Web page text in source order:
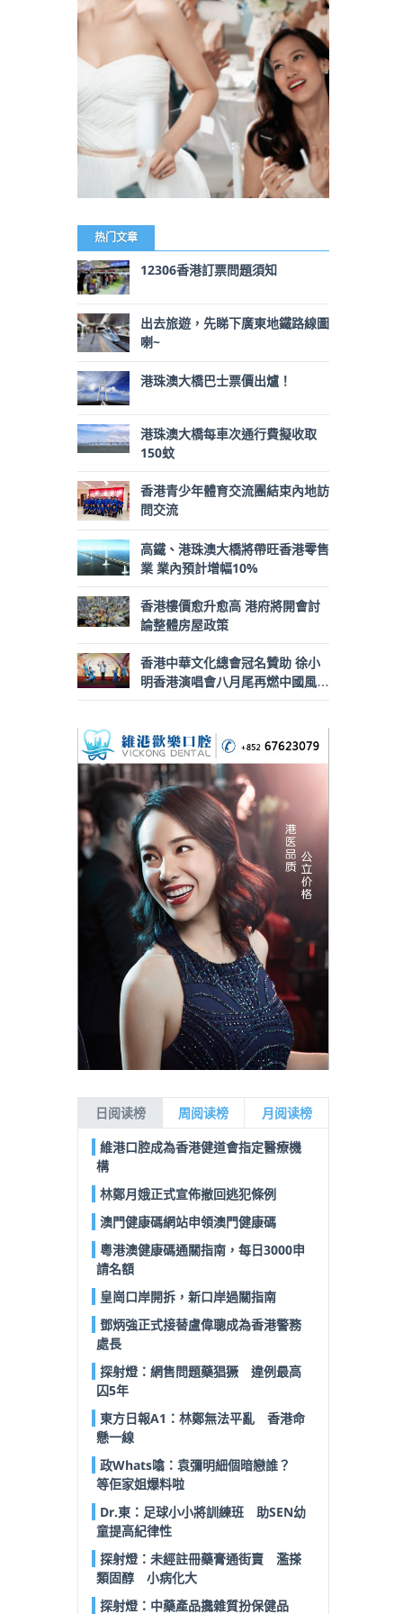
热门文章
12306香港訂票問題須知
出去旅遊，先睇下廣東地鐵路線圖
喇~
港珠澳大橋巴士票價出爐！
港珠澳大橋每車次通行費擬收取
150蚊
香港青少年體育交流團結束內地訪
問交流
高鐵、港珠澳大橋將帶旺香港零售
業 業內預計增幅10%
香港樓價愈升愈高 港府將開會討
論整體房屋政策
香港中華文化總會冠名贊助 徐小
明香港演唱會八月尾再燃中國風激
情
日阅读榜 周阅读榜
月阅读榜
維港口腔成為香港健道會指定醫療機
構
林鄭月娥正式宣佈撤回逃犯條例
澳門健康碼網站申領澳門健康碼
粵港澳健康碼通關指南，每日3000申
請名額
皇崗口岸開拆，新口岸過關指南
鄧炳強正式接替盧偉聰成為香港警務
處長
探射燈：網售問題藥猖獗 違例最高
囚5年
東方日報A1：林鄭無法平亂 香港命
懸一線
政Whats噏：袁彌明細個暗戀誰？
等佢家姐爆料啦
Dr.東：足球小小將訓練班 助SEN幼
童提高紀律性
探射燈：未經註冊藥膏通街賣 濫搽
類固醇 小病化大
探射燈：中藥產品攙雜質扮保健品